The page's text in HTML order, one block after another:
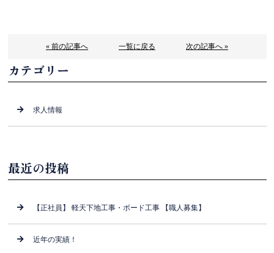
« 前の記事へ 一覧に戻る 次の記事へ »
カテゴリー
求人情報
最近の投稿
【正社員】 軽天下地工事・ボード工事 【職人募集】
近年の実績！